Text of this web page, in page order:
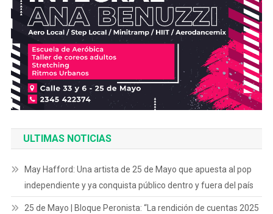
ULTIMAS NOTICIAS
May Hafford: Una artista de 25 de Mayo que apuesta al pop
independiente y ya conquista público dentro y fuera del país
25 de Mayo | Bloque Peronista: “La rendición de cuentas 2025